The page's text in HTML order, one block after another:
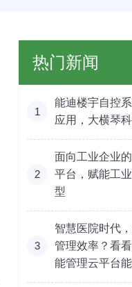
热门新闻
1
能迪楼宇自控
应用，大横琴
2
面向工业企业
平台，赋能工
型
3
智慧医院时代
管理效率？看
能管理云平台